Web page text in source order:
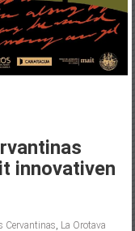
innovativen
Cervantinas La Orotava